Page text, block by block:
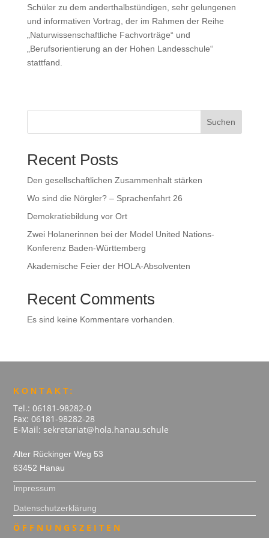
Schüler zu dem anderthalbstündigen, sehr gelungenen
und informativen Vortrag, der im Rahmen der Reihe
„Naturwissenschaftliche Fachvorträge“ und
„Berufsorientierung an der Hohen Landesschule“
stattfand.
Suchen
Recent Posts
Den gesellschaftlichen Zusammenhalt stärken
Wo sind die Nörgler? – Sprachenfahrt 26
Demokratiebildung vor Ort
Zwei Holanerinnen bei der Model United Nations-
Konferenz Baden-Württemberg
Akademische Feier der HOLA-Absolventen
Recent Comments
Es sind keine Kommentare vorhanden.
KONTAKT:
Tel.: 06181-98282-0
Fax: 06181-98282-28
E-Mail: sekretariat@hola.hanau.schule
Alter Rückinger Weg 53
63452 Hanau
Impressum
Datenschutzerklärung
ÖFFNUNGSZEITEN